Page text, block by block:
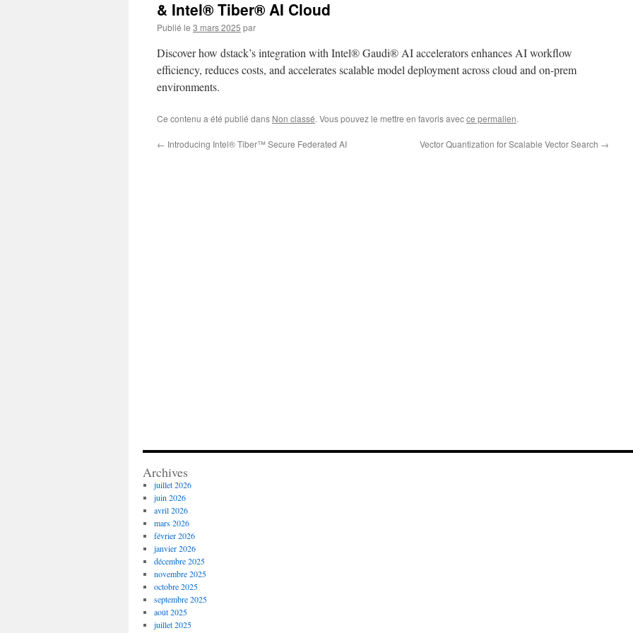
& Intel® Tiber® AI Cloud
Publié le 3 mars 2025 par
Discover how dstack’s integration with Intel®Gaudi® AI accelerators enhances AI workflow
efficiency, reduces costs, and accelerates scalable model deployment across cloud and on-prem
environments.
Ce contenu a été publié dans Non classé. Vous pouvez le mettre en favoris avecce permalien.
← Introducing Intel® Tiber™ Secure Federated AI Vector Quantization for Scalable Vector Search →
Archives
juillet 2026
juin 2026
avril 2026
mars 2026
février 2026
janvier 2026
décembre 2025
novembre 2025
octobre 2025
septembre 2025
août 2025
juillet 2025